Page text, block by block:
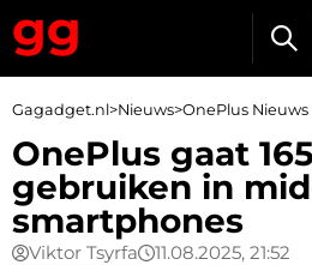
Gagadget.nl>Nieuws>OnePlus Nieuws
OnePlus gaat
gebruiken in
smartphones
Viktor Tsyrfa 11.08.2025, 21:52